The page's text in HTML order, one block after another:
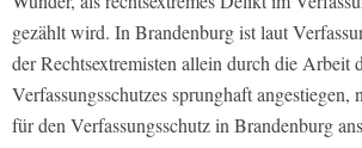
gezählt wird. In Brandenburg ist laut
der Rechtsextremisten allein durch die Arbeit
Verfassungsschutzes sprunghaft angestiegen,
für den Verfassungsschutz in Brandenburg